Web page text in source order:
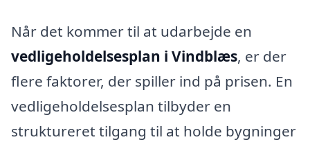
Når det kommer til at udarbejde en
vedligeholdelsesplan i Vindblæs, er der
flere faktorer, der spiller ind på prisen. En
vedligeholdelsesplan tilbyder en
struktureret tilgang til at holde bygninger